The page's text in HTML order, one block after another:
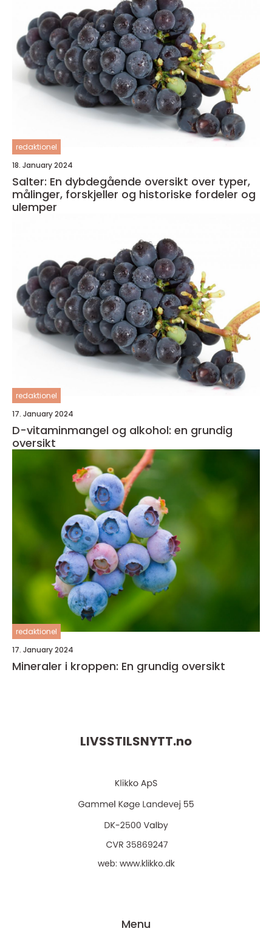
redaktionel
18. January 2024
Salter: En dybdegående oversikt over typer,
målinger, forskjeller og historiske fordeler og
ulemper
redaktionel
17. January 2024
D-vitaminmangel og alkohol: en grundig
oversikt
redaktionel
17. January 2024
Mineraler i kroppen: En grundig oversikt
LIVSSTILSNYTT.no
web: www.klikko.dk
Menu